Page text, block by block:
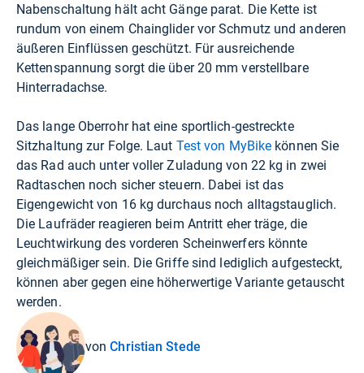
Nabenschaltung hält acht Gänge parat. Die Kette ist
rundum von einem Chainglider vor Schmutz und anderen
äußeren Einflüssen geschützt. Für ausreichende
Kettenspannung sorgt die über 20 mm verstellbare
Hinterradachse.
Das lange Oberrohr hat eine sportlich-gestreckte
Sitzhaltung zur Folge. Laut Test von MyBike können Sie
das Rad auch unter voller Zuladung von 22 kg in zwei
Radtaschen noch sicher steuern. Dabei ist das
Eigengewicht von 16 kg durchaus noch alltagstauglich.
Die Laufräder reagieren beim Antritt eher träge, die
Leuchtwirkung des vorderen Scheinwerfers könnte
gleichmäßiger sein. Die Griffe sind lediglich aufgesteckt,
können aber gegen eine höherwertige Variante getauscht
werden.
vonChristian Stede